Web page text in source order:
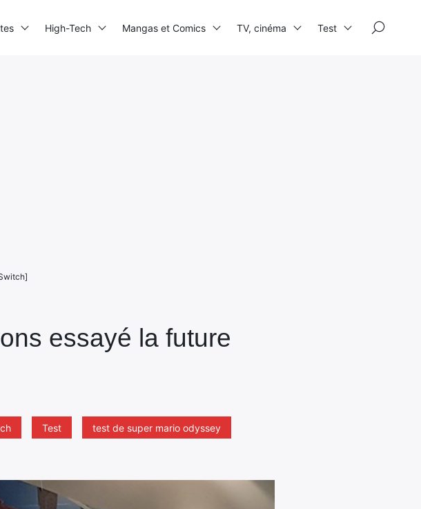
essayé la future
Test test de super mario odyssey
High-Tech Mangas et Comics TV, cinéma Test